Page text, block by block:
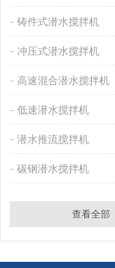
铸件式潜水搅拌机
冲压式潜水搅拌机
高速混合潜水搅拌机
低速潜水搅拌机
潜水推流搅拌机
碳钢潜水搅拌机
查看全部